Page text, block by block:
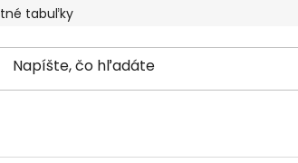
tabuľky